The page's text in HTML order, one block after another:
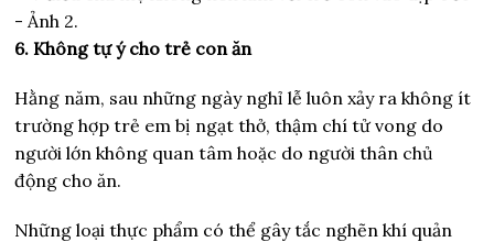
6. Không tự ý cho trẻ con ăn
Hằng năm, sau những ngày nghỉ lễ luôn xảy ra không ít
trường hợp trẻ em bị ngạt thở, thậm chí tử vong do
người lớn không quan tâm hoặc do người thân chủ
động cho ăn.
Những loại thực phẩm có thể gây tắc nghẽn khí quản